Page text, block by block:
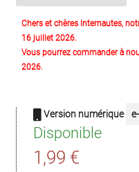
Chers et chères Internautes,
16 juillet 2026.
Vous pourrez commander à
2026.
Version numérique
Disponible
1,99 €